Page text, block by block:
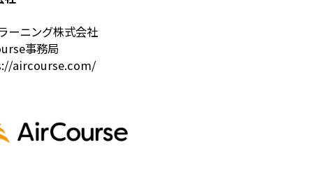
ーニング株式会社
事務局
aircourse.com/